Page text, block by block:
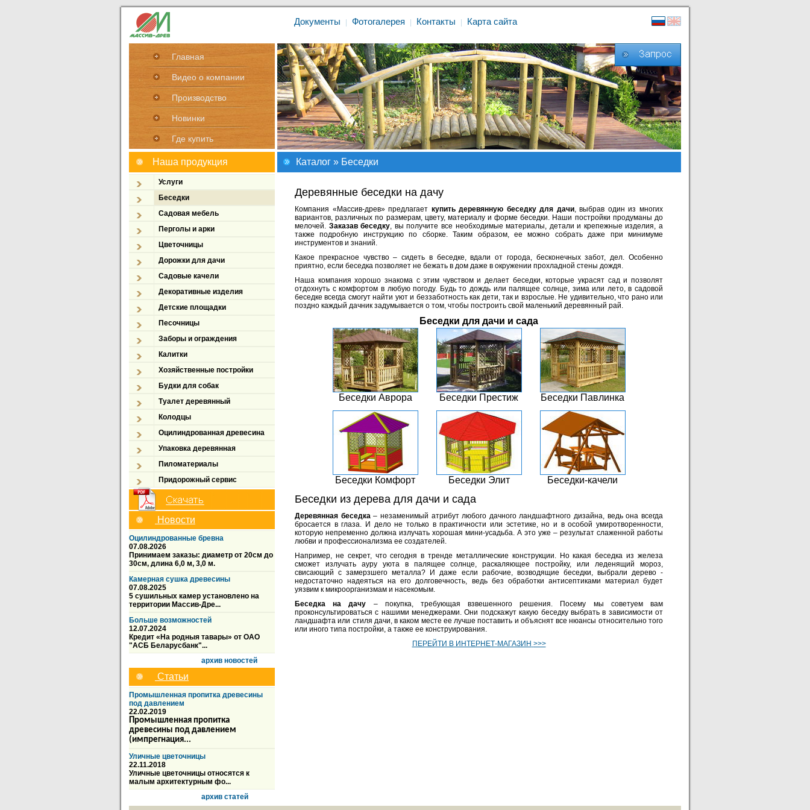
Документы Фотогалерея Контакты Карта сайта
Главная
Видео о компании
Производство
Новинки
Где купить
Наша продукция Каталог » Беседки
Услуги
Беседки
Садовая мебель
Перголы и арки
Цветочницы
Дорожки для дачи
Садовые качели
Декоративные изделия
Детские площадки
Песочницы
Заборы и ограждения
Калитки
Хозяйственные постройки
Будки для собак
Туалет деревянный
Колодцы
Оцилиндрованная древесина
Упаковка деревянная
Пиломатериалы
Придорожный сервис
Новости
Оцилиндрованные бревна
07.08.2026
Принимаем заказы: диаметр от 20см до
30см, длина 6,0 м, 3,0 м.
Камерная сушка древесины
07.08.2025
5 сушильных камер установлено на
территории Массив-Дре...
Больше возможностей
12.07.2024
Кредит «На родныя тавары» от ОАО
"АСБ Беларусбанк"...
архив новостей
Статьи
Промышленная пропитка древесины
под давлением
22.02.2019
Промышленная пропитка
древесины под давлением
(импрегнация...
Уличные цветочницы
22.11.2018
Уличные цветочницы относятся к
малым архитектурным фо...
архив статей
Деревянные беседки на дачу
Компания «Массив-древ» предлагает купить деревянную беседку для дачи, выбрав один из многих
вариантов, различных по размерам, цвету, материалу и форме беседки. Наши постройки продуманы до
мелочей. Заказав беседку, вы получите все необходимые материалы, детали и крепежные изделия, а
также подробную инструкцию по сборке. Таким образом, ее можно собрать даже при минимуме
инструментов и знаний.
Какое прекрасное чувство – сидеть в беседке, вдали от города, бесконечных забот, дел. Особенно
приятно, если беседка позволяет не бежать в дом даже в окружении прохладной стены дождя.
Наша компания хорошо знакома с этим чувством и делает беседки, которые украсят сад и позволят
отдохнуть с комфортом в любую погоду. Будь то дождь или палящее солнце, зима или лето, в садовой
беседке всегда смогут найти уют и беззаботность как дети, так и взрослые. Не удивительно, что рано или
поздно каждый дачник задумывается о том, чтобы построить свой маленький деревянный рай.
Беседки для дачи и сада
Беседки Аврора Беседки Престиж Беседки Павлинка
Беседки Комфорт Беседки Элит Беседки-качели
Беседки из дерева для дачи и сада
Деревянная беседка– незаменимый атрибут любого дачного ландшафтного дизайна, ведь она всегда
бросается в глаза. И дело не только в практичности или эстетике, но и в особой умиротворенности,
которую непременно должна излучать хорошая мини-усадьба. А это уже – результат слаженной работы
любви и профессионализма ее создателей.
Например, не секрет, что сегодня в тренде металлические конструкции. Но какая беседка из железа
сможет излучать ауру уюта в палящее солнце, раскаляющее постройку, или леденящий мороз,
свисающий с замерзшего металла? И даже если рабочие, возводящие беседки, выбрали дерево -
недостаточно надеяться на его долговечность, ведь без обработки антисептиками материал будет
уязвим к микроорганизмам и насекомым.
Беседка на дачу – покупка, требующая взвешенного решения. Посему мы советуем вам
проконсультироваться с нашими менеджерами. Они подскажут какую беседку выбрать в зависимости от
ландшафта или стиля дачи, в каком месте ее лучше поставить и объяснят все нюансы относительно того
или иного типа постройки, а также ее конструирования.
ПЕРЕЙТИ В ИНТЕРНЕТ-МАГАЗИН >>>